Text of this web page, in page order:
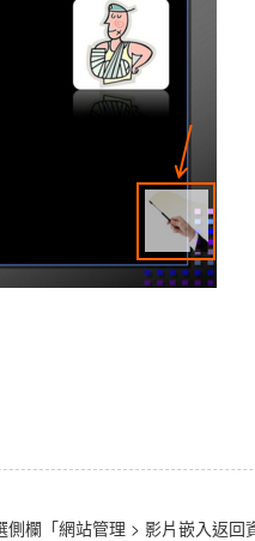
欄「網站管理 > 影片嵌入返回